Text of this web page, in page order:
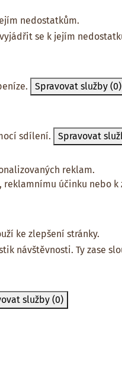
nedostatkům.
se k jejím
Spravovat služby (0)
sdílení. Spravovat
reklam.
účinku nebo
ke zlepšení stránky.
návštěvnosti. Ty zase
služby (0)